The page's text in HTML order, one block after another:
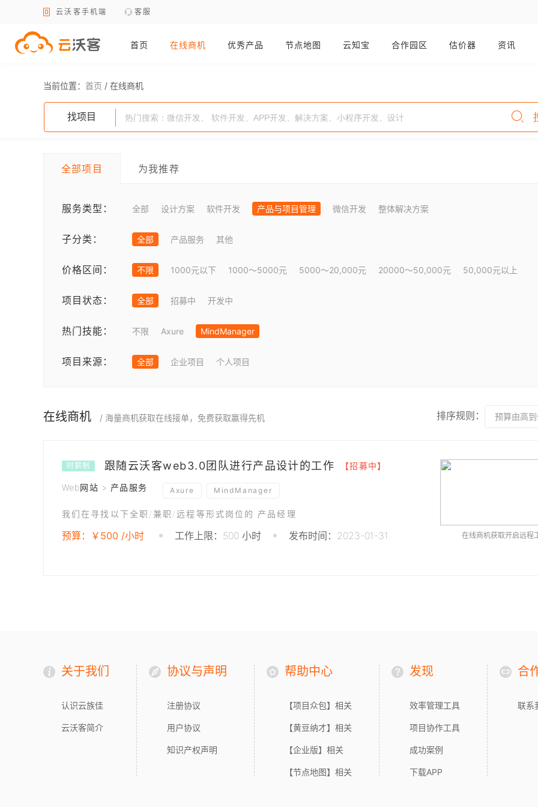
云沃客手机端 客服
首页 在线商机 优秀产品 节点地图 云知宝 合作园区 估价器 资讯
当前位置： 首页 / 在线商机
找项目
全部项目 为我推荐
服务类型： 全部 设计方案 软件开发 产品与项目管理 微信开发 整体解决方案
子分类： 全部 产品服务 其他
价格区间： 不限 1000元以下 1000～5000元 5000～20,000元 20000～50,000元 50,000元以上
项目状态： 全部 招募中 开发中
热门技能： 不限 Axure MindManager
项目来源： 全部 企业项目 个人项目
在线商机 / 海量商机获取在线接单，免费获取赢得先机 排序规则： 预算由高
时薪制 跟随云沃客web3.0团队进行产品设计的工作 【招募中】
Web网站 > 产品服务 Axure MindManager
我们在寻找以下全职/兼职/远程等形式岗位的 产品经理
预算：￥500 /小时 工作上限：500 小时 发布时间：2023-01-31 在线商机获取开启远程
关于我们
认识云族佳
云沃客简介
协议与声明
注册协议
用户协议
知识产权声明
帮助中心
【项目众包】相关
【黄豆纳才】相关
【企业版】相关
【节点地图】相关
发现
效率管理工具
项目协作工具
成功案例
下载APP
合
联系